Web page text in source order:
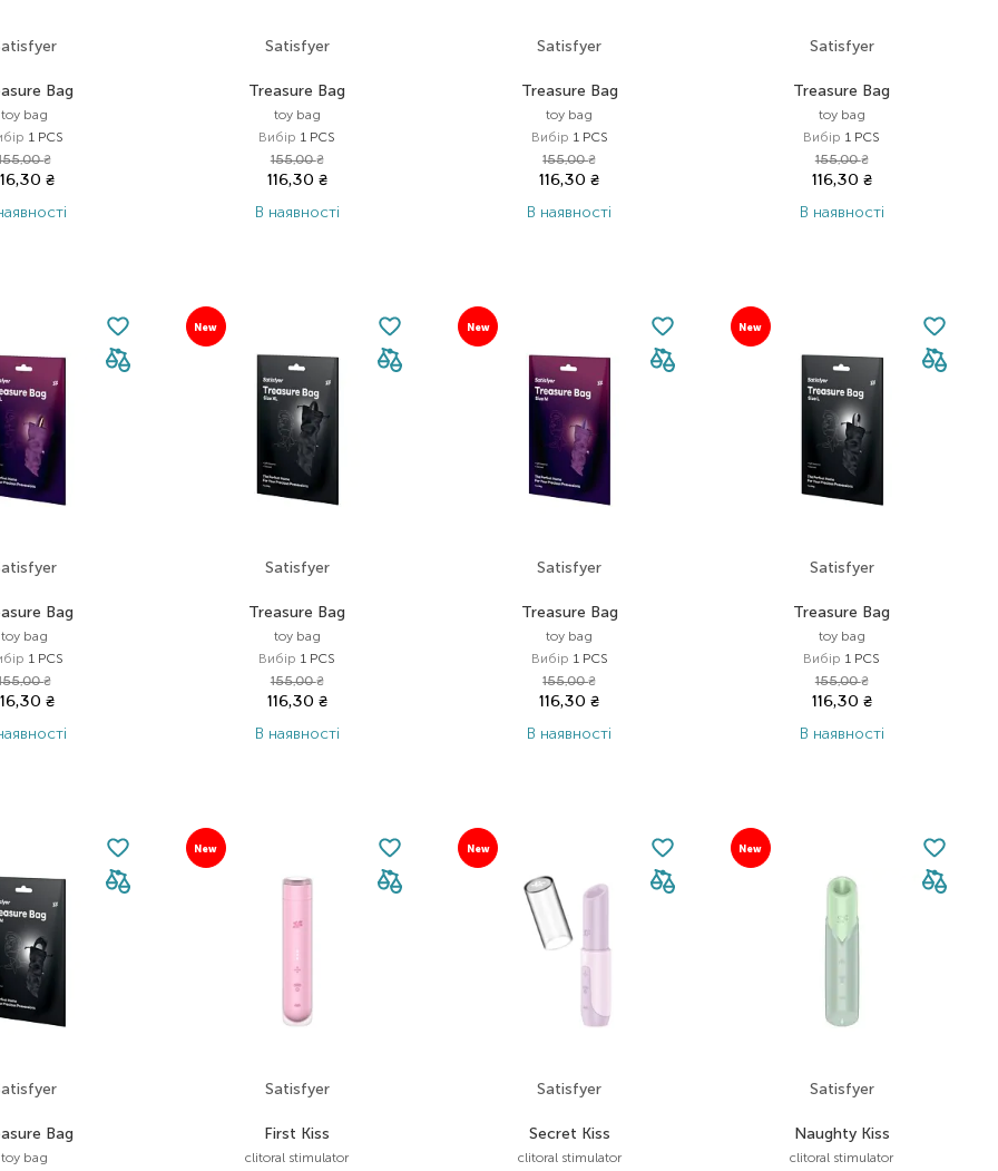
Bag
toy bag
1 PCS
₴
₴
Satisfyer
Treasure Bag
toy bag
Вибір 1 PCS
155,00₴
116,30 ₴
В наявності
Satisfyer
Treasure Bag
toy bag
Вибір 1 PCS
155,00₴
116,30₴
В наявності
Satisfyer
Treasure Bag
toy bag
Вибір 1 PCS
155,00₴
116,30 ₴
В наявності
Bag
toy bag
1 PCS
₴
₴
New
Satisfyer
Treasure Bag
toy bag
Вибір 1 PCS
155,00₴
116,30 ₴
В наявності
New
Satisfyer
Treasure Bag
toy bag
Вибір 1 PCS
155,00₴
116,30₴
В наявності
New
Satisfyer
Treasure Bag
toy bag
Вибір 1 PCS
155,00₴
116,30 ₴
В наявності
Bag
toy bag
New
Satisfyer
First Kiss
clitoral stimulator
New
Satisfyer
Secret Kiss
clitoral stimulator
New
Satisfyer
Naughty Kiss
clitoral stimulator